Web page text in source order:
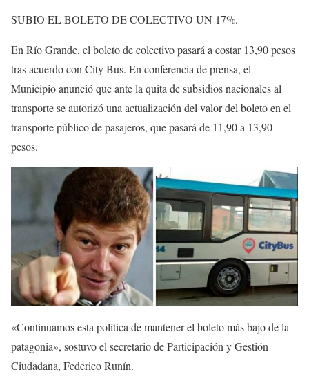
SUBIO EL BOLETO DE COLECTIVO UN 17%.
En Río Grande, el boleto de colectivo pasará a costar 13,90 pesos
tras acuerdo con City Bus. En conferencia de prensa, el
Municipio anunció que ante la quita de subsidios nacionales al
transporte se autorizó una actualización del valor del boleto en el
transporte público de pasajeros, que pasará de 11,90 a 13,90
pesos.
«Continuamos esta política de mantener el boleto más bajo de la
patagonia», sostuvo el secretario de Participación y Gestión
Ciudadana, Federico Runín.